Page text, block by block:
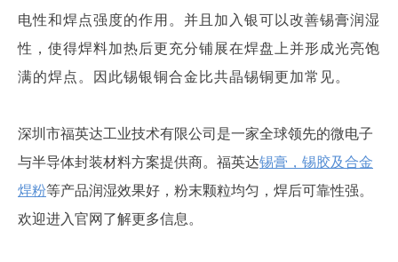
电性和焊点强度的作用 。 并且加入银可以改善锡膏润湿
性，使得焊料加热后更充分铺展在焊盘上并形成光亮饱
满的焊点。因此锡银铜合金比共晶锡铜更加常见。
深圳市福英达工业技术有限公司是一家全球领先的微电子
与半导体封装材料方案提供商。福英达锡膏，锡胶及合金
焊粉等产品润湿效果好，粉末颗粒均匀，焊后可靠性强。
欢迎进入官网了解更多信息。